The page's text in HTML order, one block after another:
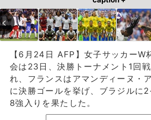
【6月24日 AFP】女子サッカーW
会は23日、決勝トーナメント1回
れ、フランスはアマンディーヌ・
に決勝ゴールを挙げ、ブラジルに
8強入りを果たした。